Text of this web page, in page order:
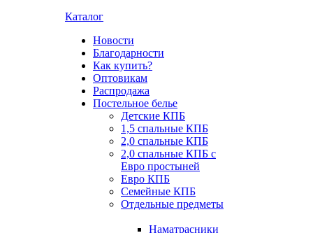
Каталог
Новости
Благодарности
Как купить?
Оптовикам
Распродажа
Постельное белье
Детские КПБ
1,5 спальные КПБ
2,0 спальные КПБ
2,0 спальные КПБ с
Евро простыней
Евро КПБ
Семейные КПБ
Отдельные предметы
Наматрасники